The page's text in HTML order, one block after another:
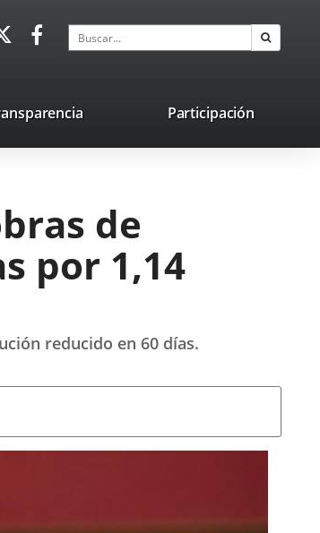
Enlace
aplicación
externa.
Enlace
aplicación
externa.
Buscar
Participación
de
por 1,14
reducido en 60 días.